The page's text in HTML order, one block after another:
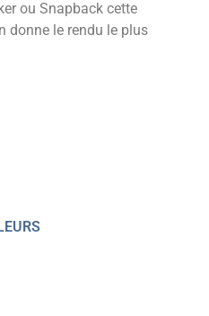
ou Snapback cette
donne le rendu le plus